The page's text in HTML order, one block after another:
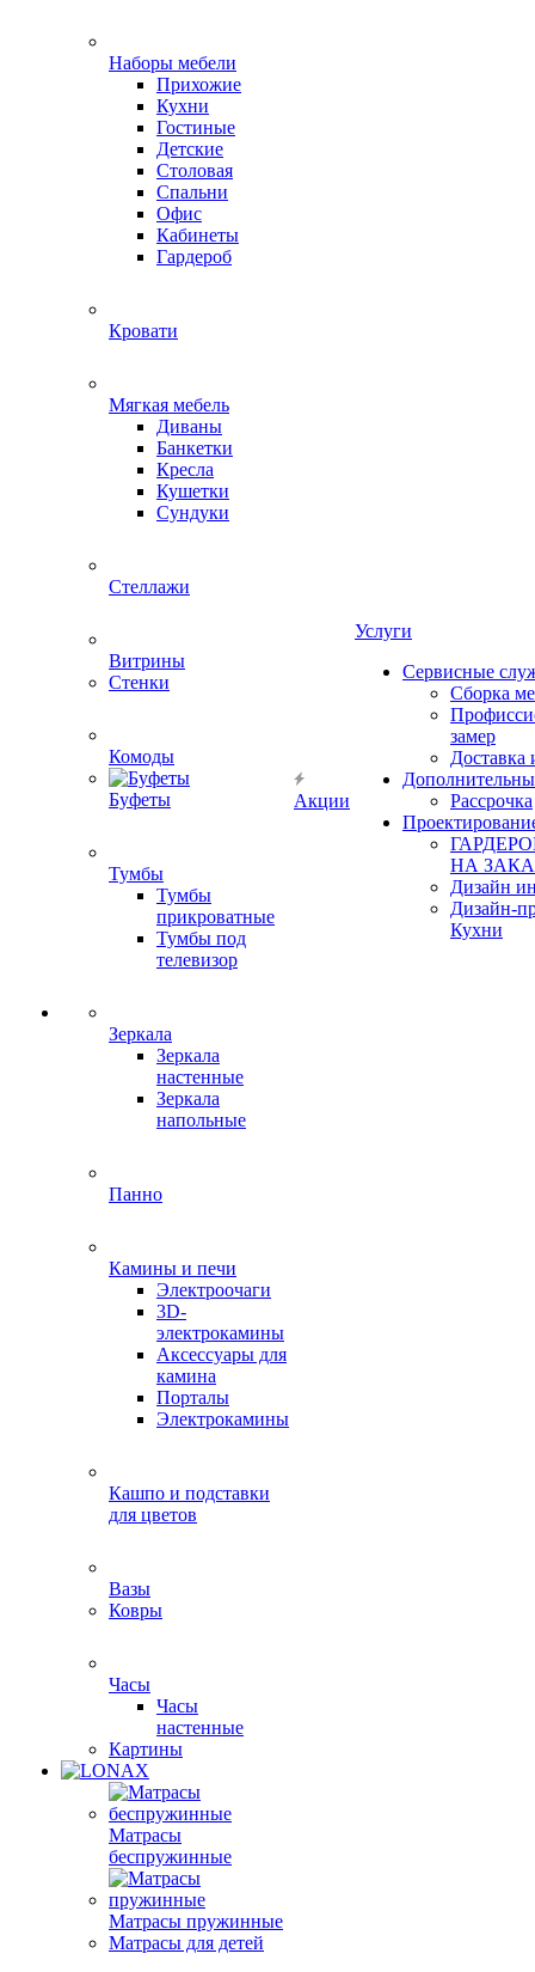
Наборы мебели
Прихожие
Кухни
Гостиные
Детские
Столовая
Спальни
Офис
Кабинеты
Гардероб
Кровати
Мягкая мебель
Диваны
Банкетки
Кресла
Кушетки
Сундуки
Стеллажи
Витрины
Стенки
Комоды
Буфеты
Тумбы
Тумбы
прикроватные
Тумбы под
телевизор
Зеркала
Зеркала
настенные
Зеркала
напольные
Панно
Камины и печи
Электроочаги
3D-
электрокамины
Аксессуары для
камина
Порталы
Электрокамины
Кашпо и подставки
для цветов
Вазы
Ковры
Часы
Часы
настенные
Картины
Матрасы
беспружинные
Матрасы пружинные
Матрасы для детей
Акции
Услуги
Сервисные
Сборка
замер
Доставка
Рассрочка
НА
Дизайн
Дизайн-
Кухни